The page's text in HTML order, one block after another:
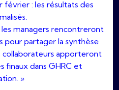
février : les résultats des
les managers rencontreront
pour partager la synthèse
collaborateurs apporteront
finaux dans GHRC et
»